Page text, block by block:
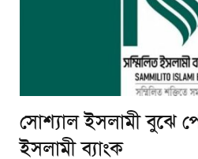
সোশ্যাল ইসলামী বুঝে
ইসলামী ব্যাংক